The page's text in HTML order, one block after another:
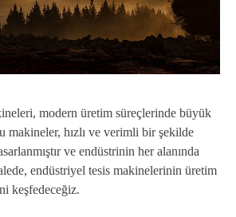
modern üretim süreçlerinde büyük
makineler, hızlı ve verimli bir şekilde
ve endüstrinin her alanında
endüstriyel tesis makinelerinin üretim
keşfedeceğiz.